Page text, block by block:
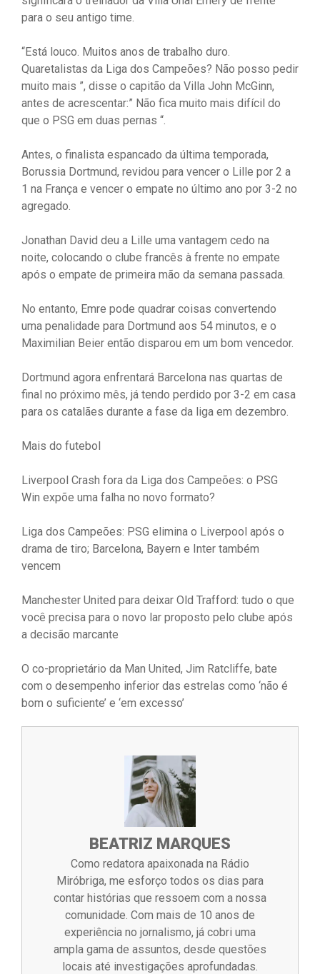
para o seu antigo time.
“Está louco. Muitos anos de trabalho duro.
Quaretalistas da Liga dos Campeões? Não posso pedir
muito mais ”, disse o capitão da Villa John McGinn,
antes de acrescentar:” Não fica muito mais difícil do
que o PSG em duas pernas “.
Antes, o finalista espancado da última temporada,
Borussia Dortmund, revidou para vencer o Lille por 2 a
1 na França e vencer o empate no último ano por 3-2 no
agregado.
Jonathan David deu a Lille uma vantagem cedo na
noite, colocando o clube francês à frente no empate
após o empate de primeira mão da semana passada.
No entanto, Emre pode quadrar coisas convertendo
uma penalidade para Dortmund aos 54 minutos, e o
Maximilian Beier então disparou em um bom vencedor.
Dortmund agora enfrentará Barcelona nas quartas de
final no próximo mês, já tendo perdido por 3-2 em casa
para os catalães durante a fase da liga em dezembro.
Mais do futebol
Liverpool Crash fora da Liga dos Campeões: o PSG
Win expõe uma falha no novo formato?
Liga dos Campeões: PSG elimina o Liverpool após o
drama de tiro; Barcelona, ​​Bayern e Inter também
vencem
Manchester United para deixar Old Trafford: tudo o que
você precisa para o novo lar proposto pelo clube após
a decisão marcante
O co-proprietário da Man United, Jim Ratcliffe, bate
com o desempenho inferior das estrelas como ‘não é
bom o suficiente’ e ‘em excesso’
BEATRIZ MARQUES
Como redatora apaixonada na Rádio
Miróbriga, me esforço todos os dias para
contar histórias que ressoem com a nossa
comunidade. Com mais de 10 anos de
experiência no jornalismo, já cobri uma
ampla gama de assuntos, desde questões
locais até investigações aprofundadas.